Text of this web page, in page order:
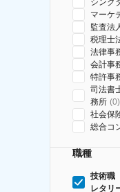
シンク
マーケ
監査法
税理士
法律事
会計事
特許事
司法書
務所 (0)
社会保
総合コ
職種
技術職
レタリ